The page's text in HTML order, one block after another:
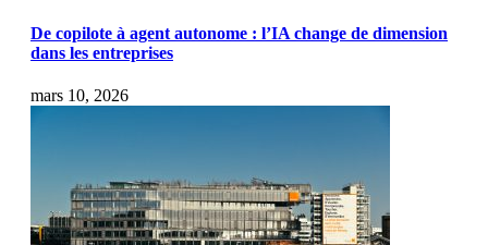
De copilote à agent autonome : l’IA change de dimension
dans les entreprises
mars 10, 2026